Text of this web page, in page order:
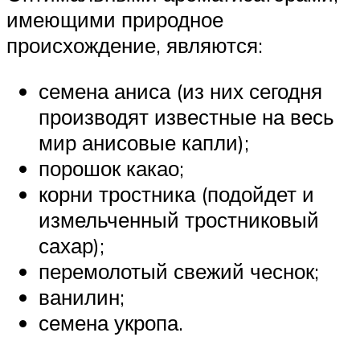
имеющими природное
происхождение, являются:
семена аниса (из них сегодня
производят известные на весь
мир анисовые капли);
порошок какао;
корни тростника (подойдет и
измельченный тростниковый
сахар);
перемолотый свежий чеснок;
ванилин;
семена укропа.